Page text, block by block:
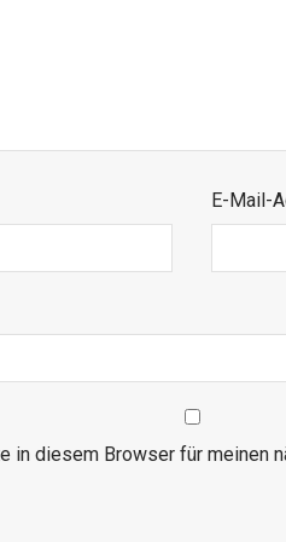
E-Mail-
in diesem Browser für meinen